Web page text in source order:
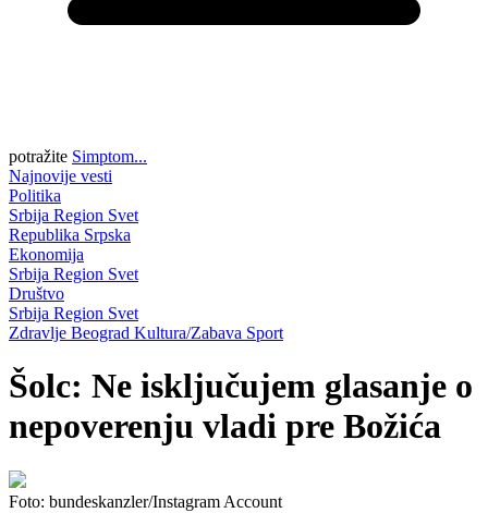
potražite Simptom...
Najnovije vesti
Politika
Srbija Region Svet
Republika Srpska
Ekonomija
Srbija Region Svet
Društvo
Srbija Region Svet
Zdravlje Beograd Kultura/Zabava Sport
Šolc: Ne isključujem glasanje o
nepoverenju vladi pre Božića
Foto: bundeskanzler/Instagram Account